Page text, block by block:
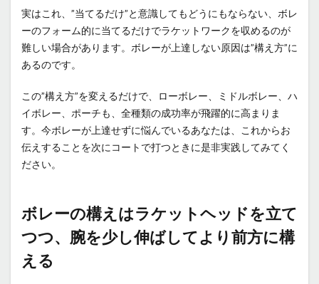
実はこれ、”当てるだけ”と意識してもどうにもならない、ボレ
ーのフォーム的に当てるだけでラケットワークを収めるのが
難しい場合があります。ボレーが上達しない原因は”構え方”に
あるのです。
この”構え方”を変えるだけで、ローボレー、ミドルボレー、ハ
イボレー、ポーチも、全種類の成功率が飛躍的に高まりま
す。今ボレーが上達せずに悩んでいるあなたは、これからお
伝えすることを次にコートで打つときに是非実践してみてく
ださい。
ボレーの構えはラケットヘッドを立て
つつ、腕を少し伸ばしてより前方に構
える